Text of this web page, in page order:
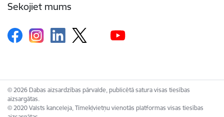
Sekojiet mums
© 2026 Dabas aizsardzības pārvalde, publicētā satura visas tiesības
aizsargātas.
© 2020 Valsts kanceleja, Tīmekļvietņu vienotās platformas visas tiesības